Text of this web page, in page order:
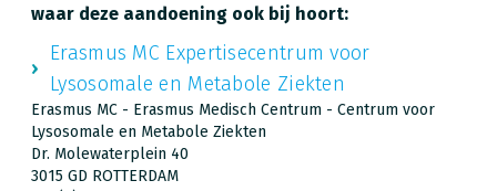
waar deze aandoening ook bij hoort:
Erasmus MC Expertisecentrum voor
Lysosomale en Metabole Ziekten
Erasmus MC - Erasmus Medisch Centrum - Centrum voor
Lysosomale en Metabole Ziekten
Dr. Molewaterplein 40
3015 GD ROTTERDAM